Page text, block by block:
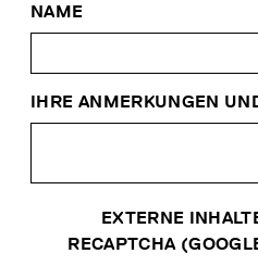
NAME
IHRE ANMERKUNGEN
EXTERNE
RECAPTCHA